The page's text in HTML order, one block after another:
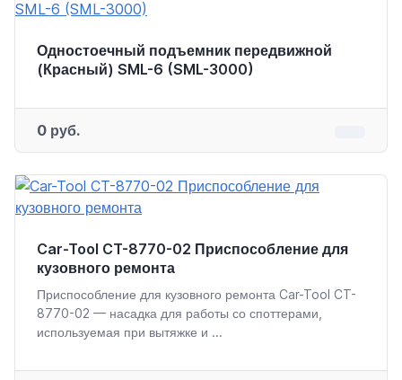
Одностоечный подъемник передвижной
(Красный) SML-6 (SML-3000)
0 руб.
Car-Tool CT-8770-02 Приспособление для
кузовного ремонта
Приспособление для кузовного ремонта Car-Tool CT-
8770-02 — насадка для работы со споттерами,
используемая при вытяжке и ...